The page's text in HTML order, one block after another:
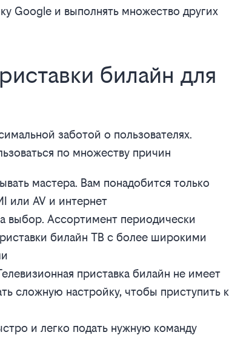
Google и выполнять множество других
билайн для
заботой о пользователях.
по множеству причин
мастера. Вам понадобится только
или AV и интернет
выбор. Ассортимент периодически
билайн ТВ с более широкими
приставка билайн не имеет
сложную настройку, чтобы приступить к
и легко подать нужную команду